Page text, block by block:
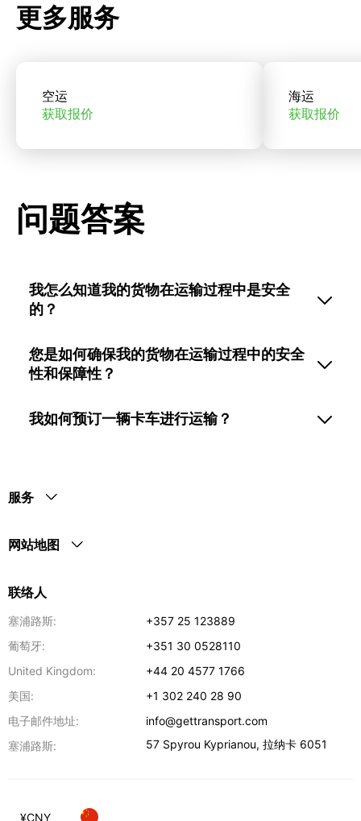
更多服务
空运
获取报价
海运
获取报价
问题答案
我怎么知道我的货物在运输过程中是安全
的？
您是如何确保我的货物在运输过程中的安全
性和保障性？
我如何预订一辆卡车进行运输？
服务
网站地图
联络人
塞浦路斯:
+357 25 123889
葡萄牙:
+351 30 0528110
United Kingdom:
+44 20 4577 1766
美国:
+1 302 240 28 90
电子邮件地址:
info@gettransport.com
塞浦路斯:
57 Spyrou Kyprianou,拉纳卡 6051
¥CNY